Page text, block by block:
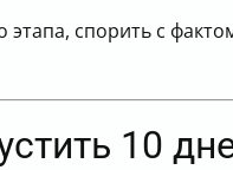
спорить с
10